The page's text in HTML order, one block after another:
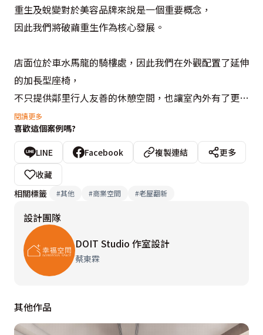
重生及蛻變對於美容品牌來說是一個重要概念，
因此我們將破繭重生作為核心發展。
店面位於車水馬龍的騎樓處，因此我們在外觀配置了延伸
的加長型座椅，
不只提供鄰里行人友善的休憩空間，也讓室內外有了更好
的連結，
並將店家日常框景並展示出來。
美容儀式的動線從大廳開始，透過幾何轉化具包圍感的天
花，
空間中美容室的弧形牆面則對應著一顆顆的弧形繭狀結
構，
暗示著破繭重生變美的目標，
而最終的沐浴空間，使用全白色調的反差，
設計概念文字為【作室設計】提供
閱讀更多
喜歡這個案例嗎?
LINE Facebook 複製連結
更多
收藏
相關標籤
#其他 #商業空間 #老屋翻新
設計團隊
DOIT Studio 作室設計
蔡東霖
其他作品